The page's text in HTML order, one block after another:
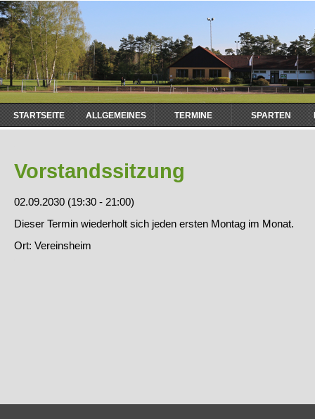
Navigation
überspringen
STARTSEITE ALLGEMEINES TERMINE SPARTEN
Vorstandssitzung
02.09.2030 (19:30 - 21:00)
Dieser Termin wiederholt sich jeden ersten Montag im Monat.
Ort: Vereinsheim